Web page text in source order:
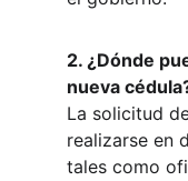
2. ¿Dónde
nueva
La solicitud
realizarse en
tales como